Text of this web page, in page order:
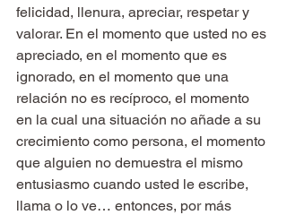
felicidad, llenura, apreciar, respetar y
valorar. En el momento que usted no es
apreciado, en el momento que es
ignorado, en el momento que una
relación no es recíproco, el momento
en la cual una situación no añade a su
crecimiento como persona, el momento
que alguien no demuestra el mismo
entusiasmo cuando usted le escribe,
llama o lo ve… entonces, por más